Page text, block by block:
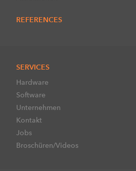
REFERENCES
SERVICES
Hardware
Software
Unternehmen
Kontakt
Jobs
Broschüren/Videos